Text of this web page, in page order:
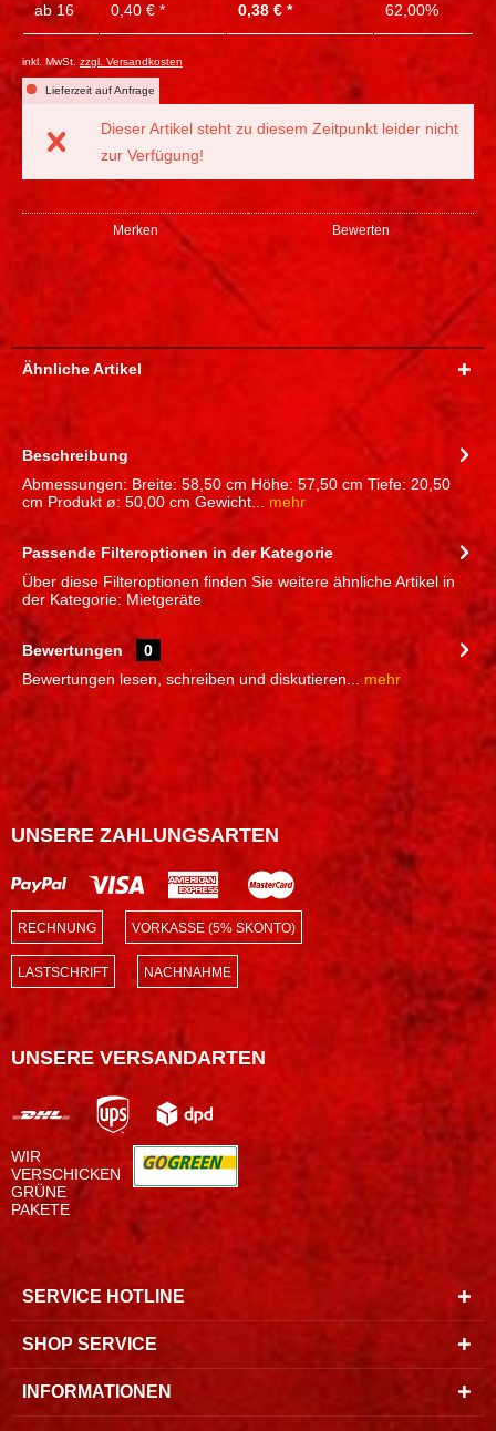
ab 16 0,40 € * 0,38 € * 62,00%
inkl. MwSt. zzgl. Versandkosten
Lieferzeit auf Anfrage
Dieser Artikel steht zu diesem Zeitpunkt leider nicht
zur Verfügung!
Merken Bewerten
Ähnliche Artikel
Beschreibung
Abmessungen: Breite: 58,50 cm Höhe: 57,50 cm Tiefe: 20,50
cm Produkt ø: 50,00 cm Gewicht...
mehr
Passende Filteroptionen in der Kategorie
Über diese Filteroptionen finden Sie weitere ähnliche Artikel in
der Kategorie: Mietgeräte
Bewertungen
0
Bewertungen lesen, schreiben und diskutieren...
mehr
UNSERE ZAHLUNGSARTEN
RECHNUNG VORKASSE (5% SKONTO)
LASTSCHRIFT NACHNAHME
UNSERE VERSANDARTEN
WIR
VERSCHICKEN
GRÜNE
PAKETE
SERVICE HOTLINE
SHOP SERVICE
INFORMATIONEN